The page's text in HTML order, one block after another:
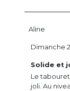
Aline
Solide et
Le
joli. Au
Dimanche